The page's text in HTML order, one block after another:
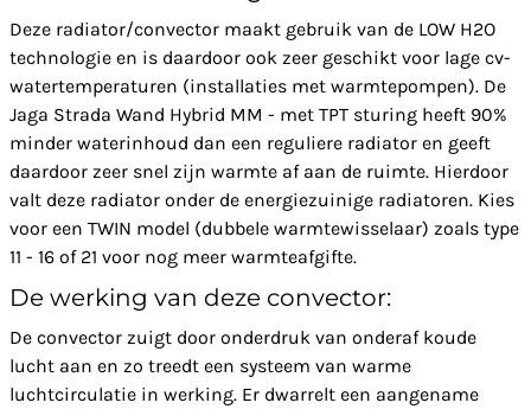
Deze radiator/convector maakt gebruik van de LOW H2O
technologie en is daardoor ook zeer geschikt voor lage cv-
watertemperaturen (installaties met warmtepompen). De
Jaga Strada Wand Hybrid MM - met TPT sturing heeft 90%
minder waterinhoud dan een reguliere radiator en geeft
daardoor zeer snel zijn warmte af aan de ruimte. Hierdoor
valt deze radiator onder de energiezuinige radiatoren. Kies
voor een TWIN model (dubbele warmtewisselaar) zoals type
11 - 16 of 21 voor nog meer warmteafgifte.
De werking van deze convector:
De convector zuigt door onderdruk van onderaf koude
lucht aan en zo treedt een systeem van warme
luchtcirculatie in werking. Er dwarrelt een aangename